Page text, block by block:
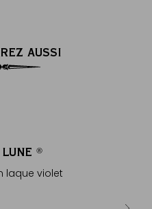
AUSSI
®
laque violet